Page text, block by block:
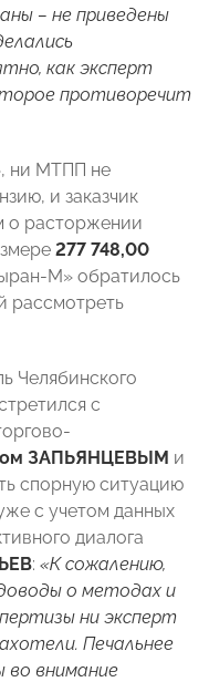
– не приведены
как эксперт
противоречит
ни МТПП не
и заказчик
о расторжении
277 748,00
М» обратилось
Челябинского
с
ЗАПЬЯНЦЕВЫМ и
спорную ситуацию
с учетом данных
диалога
: «К сожалению,
о методах и
ни эксперт
Печальнее
во внимание